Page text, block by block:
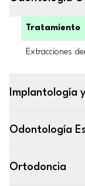
Tratamiento
Extracciones
Implantología
Odontología
Ortodoncia